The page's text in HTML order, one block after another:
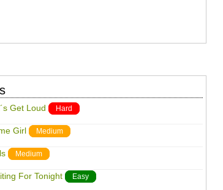
Get Loud Hard
Girl Medium
Medium
For Tonight Easy